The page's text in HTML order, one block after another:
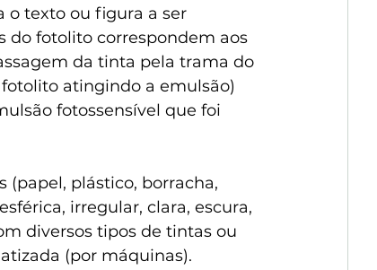
o texto ou figura a ser
do fotolito correspondem aos
da tinta pela trama do
atingindo a emulsão)
fotossensível que foi
(papel, plástico, borracha,
irregular, clara, escura,
diversos tipos de tintas ou
(por máquinas).